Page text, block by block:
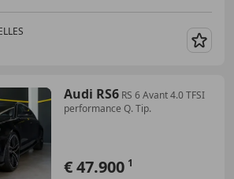
Audi RS6 RS 6 Avant 4.0 TFSI
performance Q. Tip.
€ 47.900 1